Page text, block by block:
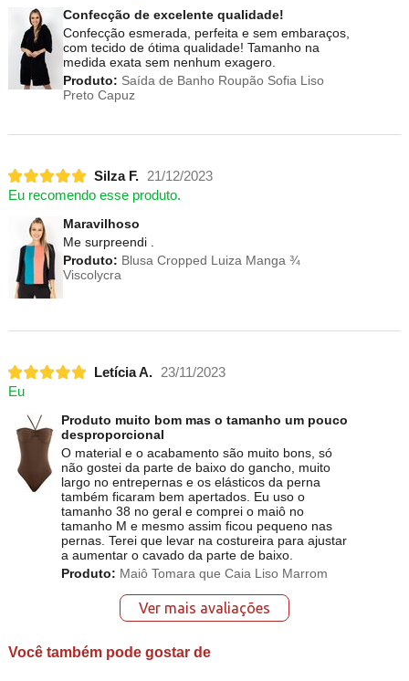
Confecção de excelente qualidade!
Confecção esmerada, perfeita e sem embaraços,
com tecido de ótima qualidade! Tamanho na
medida exata sem nenhum exagero.
Produto: Saída de Banho Roupão Sofia Liso
Preto Capuz
Silza F.
21/12/2023
Eu recomendo esse produto.
Maravilhoso
Me surpreendi .
Produto: Blusa Cropped Luiza Manga ¾
Viscolycra
Letícia A.
23/11/2023
Eu
Produto muito bom mas o tamanho um pouco
desproporcional
O material e o acabamento são muito bons, só
não gostei da parte de baixo do gancho, muito
largo no entrepernas e os elásticos da perna
também ficaram bem apertados. Eu uso o
tamanho 38 no geral e comprei o maiô no
tamanho M e mesmo assim ficou pequeno nas
pernas. Terei que levar na costureira para ajustar
a aumentar o cavado da parte de baixo.
Produto: Maiô Tomara que Caia Liso Marrom
Ver mais avaliações
Você também pode gostar de